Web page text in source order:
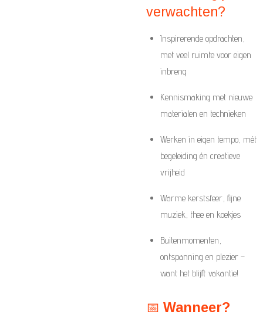
verwachten?
Inspirerende opdrachten,
met veel ruimte voor eigen
inbreng
Kennismaking met nieuwe
materialen en technieken
Werken in eigen tempo, mét
begeleiding én creatieve
vrijheid
Warme kerstsfeer, fijne
muziek, thee en koekjes
Buitenmomenten,
ontspanning en plezier –
want het blijft vakantie!
📅 Wanneer?